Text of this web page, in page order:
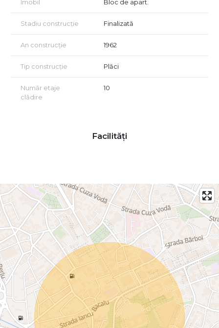
Imobil Bloc de apart.
Stadiu construcție Finalizată
An construcție 1962
Tip construcție Plăci
Număr etaje
clădire
10
Facilități